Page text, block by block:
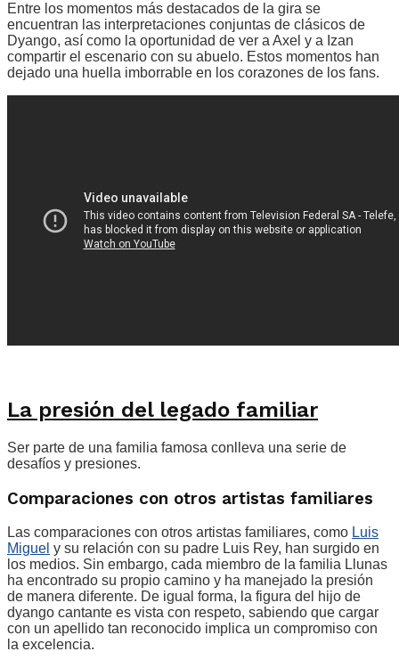
Entre los momentos más destacados de la gira se
encuentran las interpretaciones conjuntas de clásicos de
Dyango, así como la oportunidad de ver a Axel y a Izan
compartir el escenario con su abuelo. Estos momentos han
dejado una huella imborrable en los corazones de los fans.
La presión del legado familiar
Ser parte de una familia famosa conlleva una serie de
desafíos y presiones.
Comparaciones con otros artistas familiares
Las comparaciones con otros artistas familiares, como Luis
Miguel y su relación con su padre Luis Rey, han surgido en
los medios. Sin embargo, cada miembro de la familia Llunas
ha encontrado su propio camino y ha manejado la presión
de manera diferente. De igual forma, la figura del hijo de
dyango cantante es vista con respeto, sabiendo que cargar
con un apellido tan reconocido implica un compromiso con
la excelencia.